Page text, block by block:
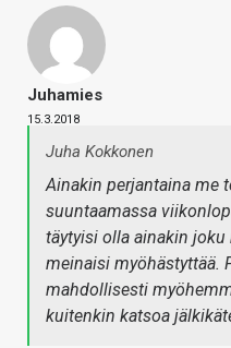
Juhamies
15.3.2018
Juha Kokkonen
Ainakin perjantaina me
suuntaamassa
täytyisi olla ainakin
meinaisi myöhästyttää.
mahdollisesti
kuitenkin katsoa